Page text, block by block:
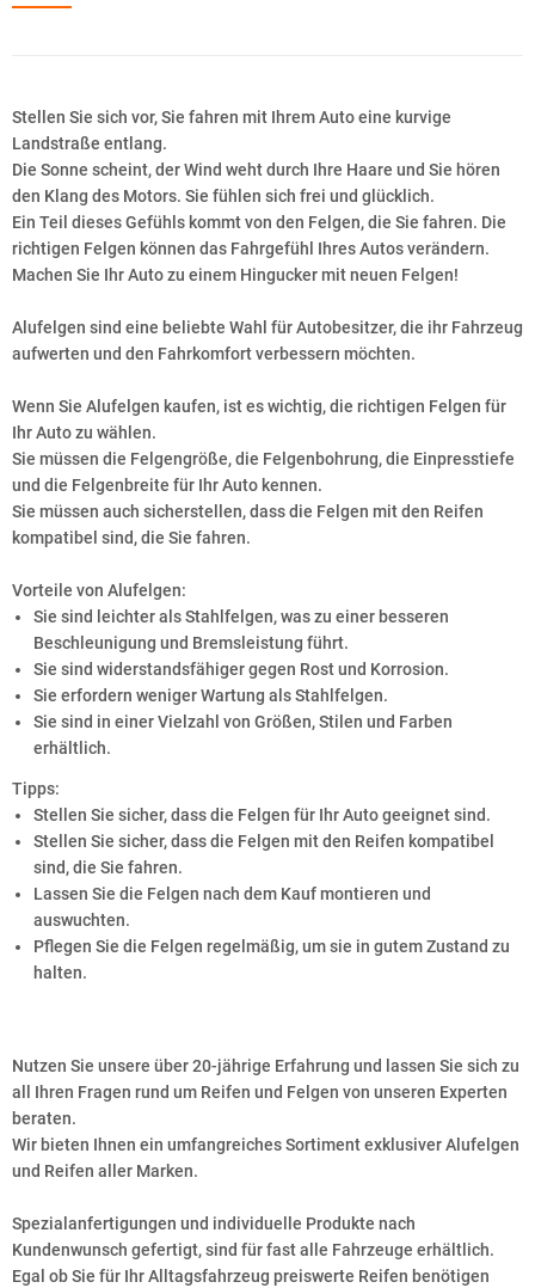
Stellen Sie sich vor, Sie fahren mit Ihrem Auto eine kurvige
Landstraße entlang.
Die Sonne scheint, der Wind weht durch Ihre Haare und Sie hören
den Klang des Motors. Sie fühlen sich frei und glücklich.
Ein Teil dieses Gefühls kommt von den Felgen, die Sie fahren. Die
richtigen Felgen können das Fahrgefühl Ihres Autos verändern.
Machen Sie Ihr Auto zu einem Hingucker mit neuen Felgen!
Alufelgen sind eine beliebte Wahl für Autobesitzer, die ihr Fahrzeug
aufwerten und den Fahrkomfort verbessern möchten.
Wenn Sie Alufelgen kaufen, ist es wichtig, die richtigen Felgen für
Ihr Auto zu wählen.
Sie müssen die Felgengröße, die Felgenbohrung, die Einpresstiefe
und die Felgenbreite für Ihr Auto kennen.
Sie müssen auch sicherstellen, dass die Felgen mit den Reifen
kompatibel sind, die Sie fahren.
Vorteile von Alufelgen:
Sie sind leichter als Stahlfelgen, was zu einer besseren
Beschleunigung und Bremsleistung führt.
Sie sind widerstandsfähiger gegen Rost und Korrosion.
Sie erfordern weniger Wartung als Stahlfelgen.
Sie sind in einer Vielzahl von Größen, Stilen und Farben
erhältlich.
Tipps:
Stellen Sie sicher, dass die Felgen für Ihr Auto geeignet sind.
Stellen Sie sicher, dass die Felgen mit den Reifen kompatibel
sind, die Sie fahren.
Lassen Sie die Felgen nach dem Kauf montieren und
auswuchten.
Pflegen Sie die Felgen regelmäßig, um sie in gutem Zustand zu
halten.
Nutzen Sie unsere über 20-jährige Erfahrung und lassen Sie sich zu
all Ihren Fragen rund um Reifen und Felgen von unseren Experten
beraten.
Wir bieten Ihnen ein umfangreiches Sortiment exklusiver Alufelgen
und Reifen aller Marken.
Spezialanfertigungen und individuelle Produkte nach
Kundenwunsch gefertigt, sind für fast alle Fahrzeuge erhältlich.
Egal ob Sie für Ihr Alltagsfahrzeug preiswerte Reifen benötigen